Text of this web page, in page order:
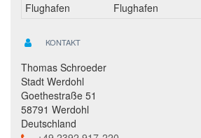
Flughafen
Flughafen
KONTAKT
Thomas Schroeder
Stadt Werdohl
Goethestraße 51
58791 Werdohl
Deutschland